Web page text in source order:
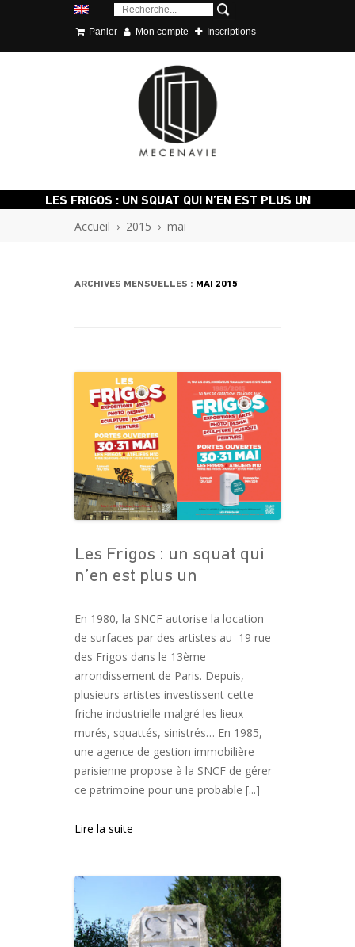
Panier Mon compte Inscriptions
LES FRIGOS : UN SQUAT QUI N’EN EST PLUS UN
Accueil › 2015 › mai
ARCHIVES MENSUELLES : MAI 2015
Les Frigos : un squat qui
n’en est plus un
En 1980, la SNCF autorise la location
de surfaces par des artistes au 19 rue
des Frigos dans le 13ème
arrondissement de Paris. Depuis,
plusieurs artistes investissent cette
friche industrielle malgré les lieux
murés, squattés, sinistrés… En 1985,
une agence de gestion immobilière
parisienne propose à la SNCF de gérer
ce patrimoine pour une probable [...]
Lire la suite